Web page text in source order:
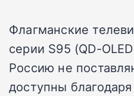
Флагманские
серии S95 (QD-
Россию не
доступны